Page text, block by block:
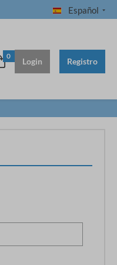
Español
0 Login Registro